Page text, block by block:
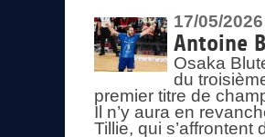
17/05/2026
Antoine
Osaka
du
premier titre de
Il n’y aura en
Tillie, qui